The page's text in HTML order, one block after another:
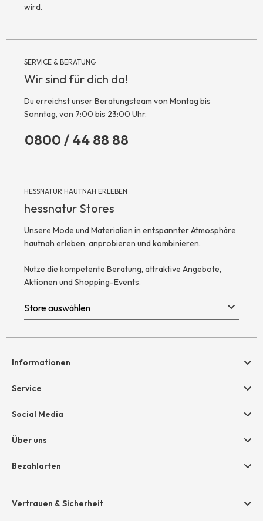
wird.
SERVICE & BERATUNG
Wir sind für dich da!
Du erreichst unser Beratungsteam von Montag bis
Sonntag, von 7:00 bis 23:00 Uhr.
0800 / 44 88 88
HESSNATUR HAUTNAH ERLEBEN
hessnatur Stores
Unsere Mode und Materialien in entspannter Atmosphäre
hautnah erleben, anprobieren und kombinieren.
Nutze die kompetente Beratung, attraktive Angebote,
Aktionen und Shopping-Events.
Informationen
Hilfe & Kontakt
Retoure
AGB
Datenschutz
Service
Geschenkgutscheine
Größentabelle
Social Media
Über uns
Unternehmen
Bezahlarten
Amazon Pay
Vertrauen & Sicherheit